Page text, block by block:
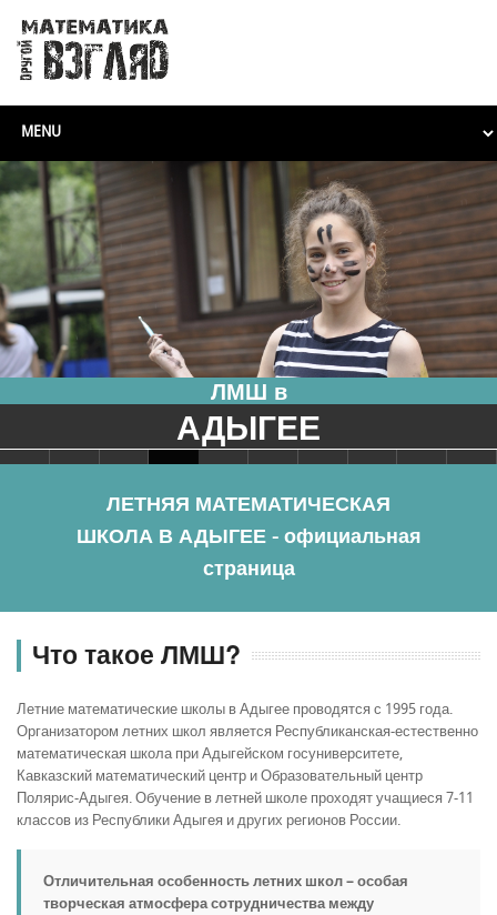
ЛМШ в
АДЫГЕЕ
ЛЕТНЯЯ МАТЕМАТИЧЕСКАЯ
ШКОЛА В АДЫГЕЕ - официальная
страница
Что такое ЛМШ?
Летние математические школы в Адыгее проводятся с 1995 года.
Организатором летних школ является Республиканская-естественно
математическая школа при Адыгейском госуниверситете,
Кавказский математический центр и Образовательный центр
Полярис-Адыгея. Обучение в летней школе проходят учащиеся 7-11
классов из Республики Адыгея и других регионов России.
Отличительная особенность летних школ – особая
творческая атмосфера сотрудничества между